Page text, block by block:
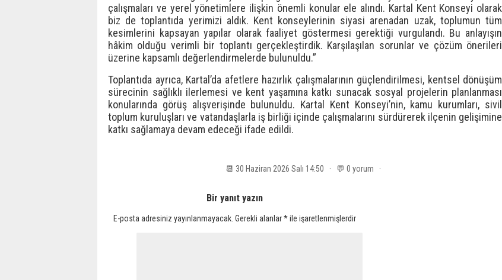
çalışmaları ve yerel yönetimlere ilişkin önemli konular ele alındı. Kartal Kent Konseyi olarak
biz de toplantıda yerimizi aldık. Kent konseylerinin siyasi arenadan uzak, toplumun tüm
kesimlerini kapsayan yapılar olarak faaliyet göstermesi gerektiği vurgulandı. Bu anlayışın
hâkim olduğu verimli bir toplantı gerçekleştirdik. Karşılaşılan sorunlar ve çözüm önerileri
üzerine kapsamlı değerlendirmelerde bulunuldu.”
Toplantıda ayrıca, Kartal’da afetlere hazırlık çalışmalarının güçlendirilmesi, kentsel dönüşüm
sürecinin sağlıklı ilerlemesi ve kent yaşamına katkı sunacak sosyal projelerin planlanması
konularında görüş alışverişinde bulunuldu. Kartal Kent Konseyi’nin, kamu kurumları, sivil
toplum kuruluşları ve vatandaşlarla iş birliği içinde çalışmalarını sürdürerek ilçenin gelişimine
katkı sağlamaya devam edeceği ifade edildi.
📆 30 Haziran 2026 Salı 14:50 · 💬 0 yorum ·
Bir yanıt yazın
E-posta adresiniz yayınlanmayacak. Gerekli alanlar*ile işaretlenmişlerdir